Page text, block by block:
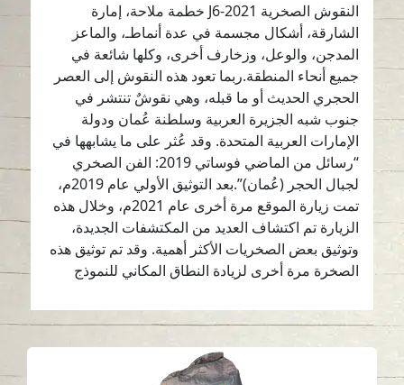
النقوش الصخرية J6-2021 خطمة ملاحة، إمارة
الشارقة، أشكال مجسمة في عدة أنماطـ، والماعز
المدجن، والوعل، وزخارف أخرى، وكلها شائعة في
جميع أنحاء المنطقة.ربما تعود هذه النقوش إلى العصر
الحجري الحديث أو ما قبله، وهي نقوشٌ تنتشر في
جنوب شبه الجزيرة العربية وسلطنة عُمان ودولة
الإمارات العربية المتحدة. وقد عُثر على ما يشابهها في
“رسائل من الماضي فوساتي 2019: الفن الصخري
لجبال الحجر (عُمان)”.بعد التوثيق الأولي عام 2019م،
تمت زيارة الموقع مرة أخرى عام 2021م، وخلال هذه
الزيارة تم اكتشاف العديد من المكتشفات الجديدة،
وتوثيق بعض الصخريات الأكثر أهمية. وقد تم توثيق هذه
الصخرة مرة أخرى لزيادة النطاق المكاني للنموذج